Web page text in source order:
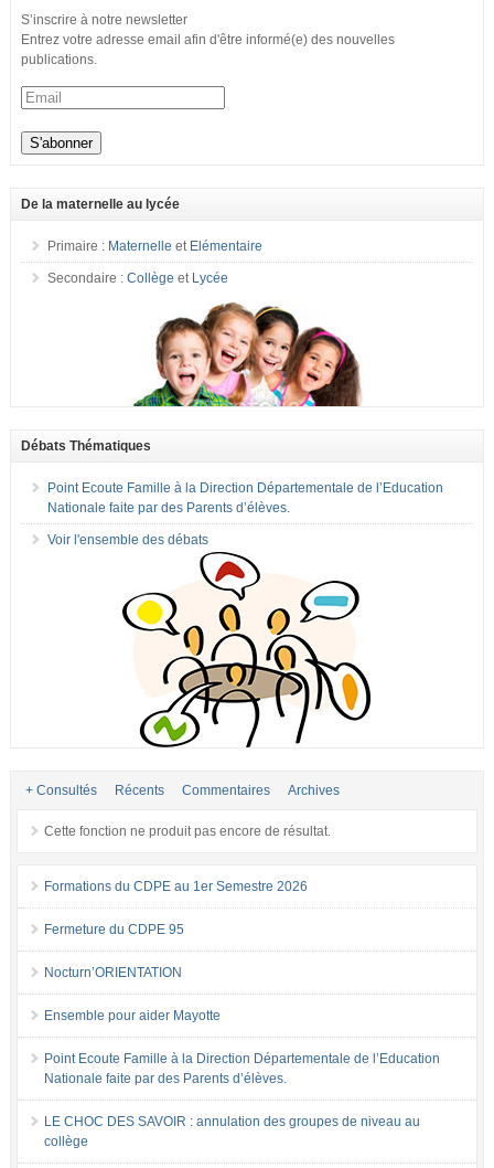
S’inscrire à notre newsletter
Entrez votre adresse email afin d'être informé(e) des nouvelles
publications.
De la maternelle au lycée
Primaire : Maternelle et Elémentaire
Secondaire : Collège et Lycée
Débats Thématiques
Point Ecoute Famille à la Direction Départementale de l’Education
Nationale faite par des Parents d’élèves.
Voir l'ensemble des débats
+ Consultés Récents Commentaires Archives
Cette fonction ne produit pas encore de résultat.
Formations du CDPE au 1er Semestre 2026
Fermeture du CDPE 95
Nocturn’ORIENTATION
Ensemble pour aider Mayotte
Point Ecoute Famille à la Direction Départementale de l’Education
Nationale faite par des Parents d’élèves.
LE CHOC DES SAVOIR : annulation des groupes de niveau au
collège